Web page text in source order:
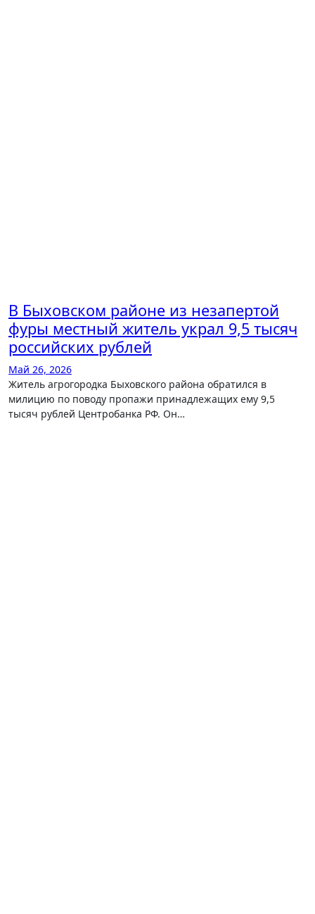
В Быховском районе из незапертой
фуры местный житель украл 9,5 тысяч
российских рублей
Май 26, 2026
Житель агрогородка Быховского района обратился в
милицию по поводу пропажи принадлежащих ему 9,5
тысяч рублей Центробанка РФ. Он…